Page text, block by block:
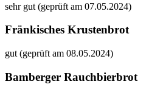
sehr gut (geprüft am 07.05.2024)
Fränkisches Krustenbrot
gut (geprüft am 08.05.2024)
Bamberger Rauchbierbrot